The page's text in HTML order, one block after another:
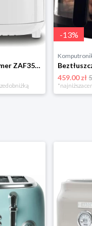
Beztłuszczowa Zelmer ZAF3551W biały
obniżką
-13%
459.00 zł
*najniższa